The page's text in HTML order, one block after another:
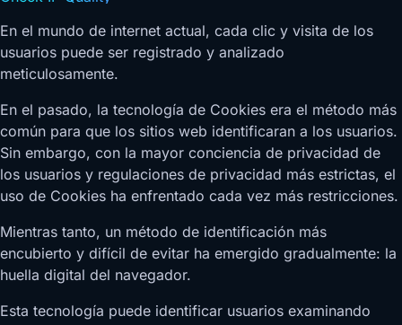
En el mundo de internet actual, cada clic y visita de los
usuarios puede ser registrado y analizado
meticulosamente.
En el pasado, la tecnología de Cookies era el método más
común para que los sitios web identificaran a los usuarios.
Sin embargo, con la mayor conciencia de privacidad de
los usuarios y regulaciones de privacidad más estrictas, el
uso de Cookies ha enfrentado cada vez más restricciones.
Mientras tanto, un método de identificación más
encubierto y difícil de evitar ha emergido gradualmente: la
huella digital del navegador.
Esta tecnología puede identificar usuarios examinando